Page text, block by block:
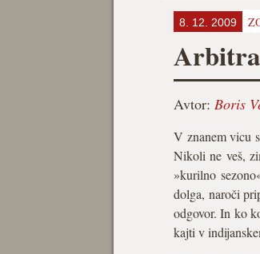
8. 12. 2009
Avtor: Boris
V znanem vicu
Nikoli ne veš,
»kurilno
dolga, naroči
odgovor. In ko
kajti v